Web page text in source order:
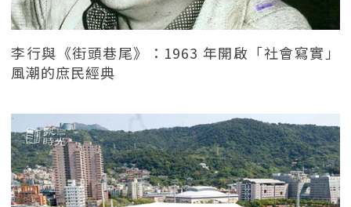
李行與《街頭巷尾》：1963 年開啟「社會寫實」
風潮的庶民經典